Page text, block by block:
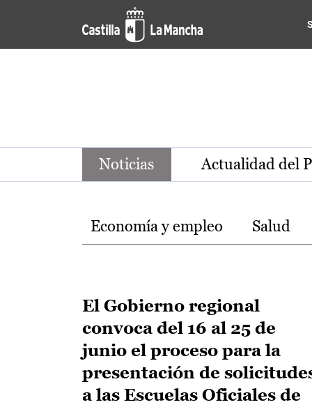
Pasar al contenido principal
Noticias de la región de
Noticias Actualidad del
Temas
Economía y empleo Salud
El Gobierno regional
convoca del 16 al 25 de
junio el proceso para la
presentación de
a las Escuelas Oficiales de